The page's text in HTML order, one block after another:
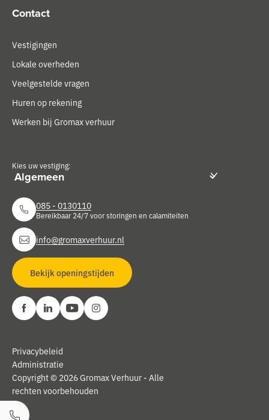
Contact
Vestigingen
Lokale overheden
Veelgestelde vragen
Huren op rekening
Werken bij Gromax verhuur
Kies uw vestiging:
085 - 0130110
Bereikbaar 24/7 voor storingen en calamiteiten
info@gromaxverhuur.nl
Bekijk openingstijden
Copyright © 2026 Gromax Verhuur - Alle
rechten voorbehouden
Privacybeleid
Administratie